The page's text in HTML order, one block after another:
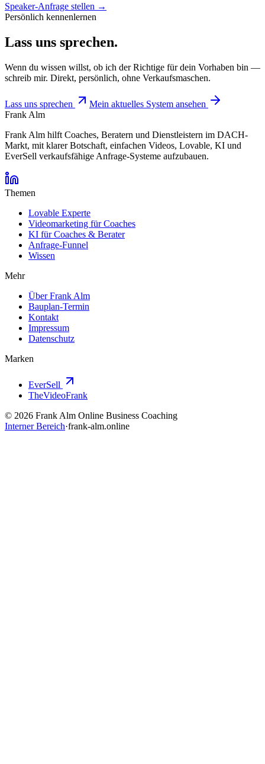
Speaker-Anfrage stellen →
Persönlich kennenlernen
Lass uns sprechen.
Wenn du wissen willst, ob ich der Richtige für dein Vorhaben bin —
schreib mir. Direkt, persönlich, ohne Verkaufsmaschen.
Lass uns sprechen
Mein aktuelles System ansehen
Frank Alm
Frank Alm hilft Coaches, Beratern und Dienstleistern im DACH-
Markt, mit klarer Botschaft, einfachen Videos, Lovable, KI und
EverSell verkaufsfähige Anfrage-Systeme aufzubauen.
Themen
Lovable Experte
Videomarketing für Coaches
KI für Coaches & Berater
Anfrage-Funnel
Wissen
Mehr
Über Frank Alm
Bauplan-Termin
Kontakt
Impressum
Datenschutz
Marken
EverSell
TheVideoFrank
© 2026 Frank Alm Online Business Coaching
Interner Bereich·frank-alm.online